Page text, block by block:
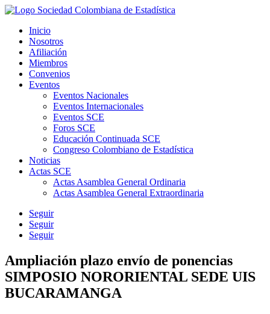
Inicio
Nosotros
Afiliación
Miembros
Convenios
Eventos
Eventos Nacionales
Eventos Internacionales
Eventos SCE
Foros SCE
Educación Continuada SCE
Congreso Colombiano de Estadística
Noticias
Actas SCE
Actas Asamblea General Ordinaria
Actas Asamblea General Extraordinaria
Seguir
Seguir
Seguir
Ampliación plazo envío de ponencias
SIMPOSIO NORORIENTAL SEDE UIS
BUCARAMANGA